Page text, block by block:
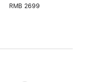
RMB 2699